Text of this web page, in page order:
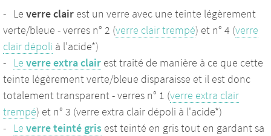
- Le verre clair est un verre avec une teinte légèrement
verte/bleue - verres n° 2 (verre clair trempé) et n° 4 (verre
clair dépoli à l'acide*)
- Le verre extra clair est traité de manière à ce que cette
teinte légèrement verte/bleue disparaisse et il est donc
totalement transparent - verres n° 1 (verre extra clair
trempé) et n° 3 (verre extra clair dépoli à l'acide*)
- Le verre teinté gris est teinté en gris tout en gardant sa